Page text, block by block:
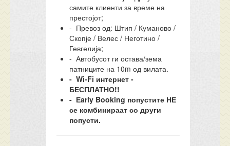
самите клиенти за време на
престојот;
- Превоз од: Штип / Куманово /
Скопје / Велес / Неготино /
Гевгелија;
- Автобусот ги остава/зема
патниците на 10m од вилата.
- Wi-Fi интернет -
БЕСПЛАТНО!!
- Еarly Booking попустите НЕ
се комбинираат со други
попусти.